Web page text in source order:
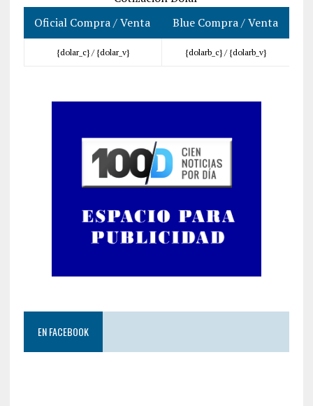
Oficial Compra / Venta
Blue Compra / Venta
{dolar_c} / {dolar_v} {dolarb_c} / {dolarb_v}
EN FACEBOOK